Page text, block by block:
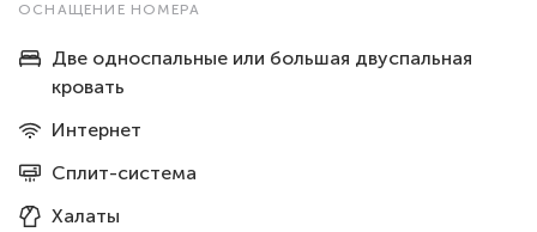
ОСНАЩЕНИЕ НОМЕРА
Две односпальные или большая двуспальная
кровать
Интернет
Сплит-система
Халаты